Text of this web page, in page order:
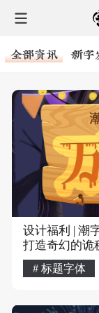
全部资讯 新字
设计福利 | 潮
打造奇幻的诡
# 标题字体